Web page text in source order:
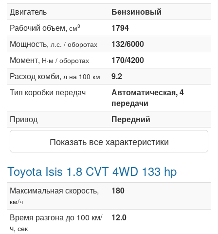
Двигатель
Бензиновый
Рабочий объем, см3
1794
Мощность, л.с. / оборотах
132/6000
Момент, Н·м / оборотах
170/4200
Расход комби, л на 100 км
9.2
Тип коробки передач
Автоматическая, 4
передачи
Привод
Передний
Показать все характеристики
Toyota Isis 1.8 CVT 4WD 133 hp
Максимальная скорость,
км/ч
180
Время разгона до 100 км/
ч, сек
12.0